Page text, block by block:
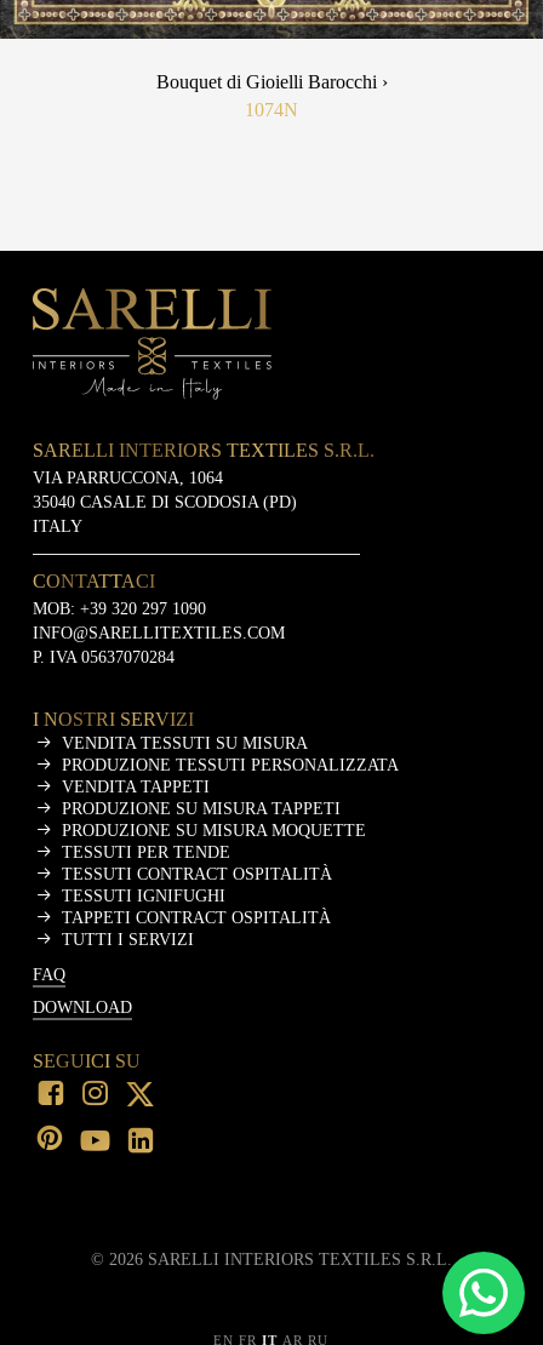
Bouquet di Gioielli Barocchi ›
1074N
SARELLI INTERIORS TEXTILES S.R.L.
VIA PARRUCCONA, 1064
35040 CASALE DI SCODOSIA (PD)
ITALY
CONTATTACI
MOB: +39 320 297 1090
INFO@SARELLITEXTILES.COM
P. IVA 05637070284
I NOSTRI SERVIZI
VENDITA TESSUTI SU MISURA
PRODUZIONE TESSUTI PERSONALIZZATA
VENDITA TAPPETI
PRODUZIONE SU MISURA TAPPETI
PRODUZIONE SU MISURA MOQUETTE
TESSUTI PER TENDE
TESSUTI CONTRACT OSPITALITÀ
TESSUTI IGNIFUGHI
TAPPETI CONTRACT OSPITALITÀ
TUTTI I SERVIZI
FAQ
DOWNLOAD
SEGUICI SU
© 2026SARELLI INTERIORS TEXTILES S.R.L.
EN FR IT AR RU